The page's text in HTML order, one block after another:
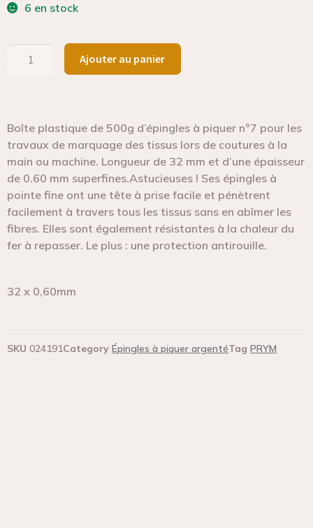
6 en stock
Ajouter au panier
Boîte plastique de 500g d’épingles à piquer n°7 pour les
travaux de marquage des tissus lors de coutures à la
main ou machine. Longueur de 32 mm et d’une épaisseur
de 0.60 mm superfines.Astucieuses ! Ses épingles à
pointe fine ont une tête à prise facile et pénètrent
facilement à travers tous les tissus sans en abîmer les
fibres. Elles sont également résistantes à la chaleur du
fer à repasser. Le plus : une protection antirouille.
32 x 0,60mm
SKU 024191Category Épingles à piquer argentéTag PRYM